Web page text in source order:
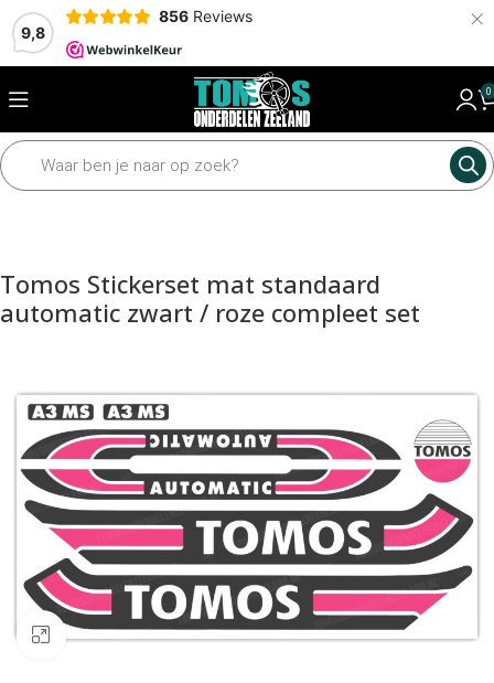
9,8
856 Reviews ×
0
Home Framedelen Stickers
Tomos Stickerset mat standaard
automatic zwart / roze compleet set
Klik om te vergroten